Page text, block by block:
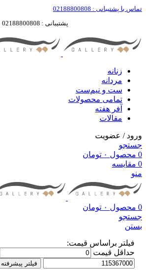
تماس با پشتیبانی : 02188800808
پشتیبانی : 02188800808
زنانه
مردانه
ست‌ و نیم‌ست
تمامی محصولات
آفر هفته
مقالات
ورود / عضویت
جستجو
0 محصول ۰ تومان
0 مقایسه
منو
0 محصول ۰ تومان
جستجو
بستن
فیلتر براساس قیمت:
حداقل قیمت
فیلتر پیشرفته